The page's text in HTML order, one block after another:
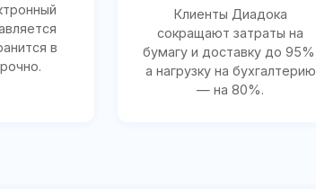
в
Клиенты Диадока
сокращают затраты на
бумагу и доставку до 95%,
а нагрузку на бухгалтерию
— на 80%.